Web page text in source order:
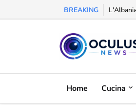
BREAKING
Home Cucina